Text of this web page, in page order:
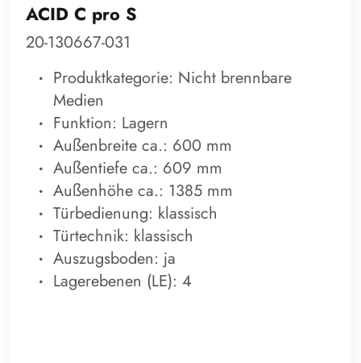
ACID C pro S
20-130667-031
Produktkategorie: Nicht brennbare
Medien
Funktion: Lagern
Außenbreite ca.: 600 mm
Außentiefe ca.: 609 mm
Außenhöhe ca.: 1385 mm
Türbedienung: klassisch
Türtechnik: klassisch
Auszugsboden: ja
Lagerebenen (LE): 4